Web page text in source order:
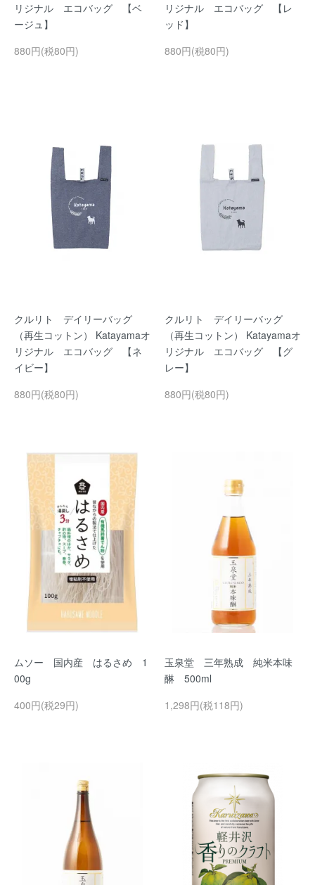
リジナル エコバッグ 【ベ
ージュ】
880円(税80円)
リジナル エコバッグ 【レ
ッド】
880円(税80円)
クルリト デイリーバッグ
（再生コットン） Katayamaオ
リジナル エコバッグ 【ネ
イビー】
880円(税80円)
クルリト デイリーバッグ
（再生コットン） Katayamaオ
リジナル エコバッグ 【グ
レー】
880円(税80円)
ムソー 国内産 はるさめ 1
00g
400円(税29円)
玉泉堂 三年熟成 純米本味
醂 500ml
1,298円(税118円)